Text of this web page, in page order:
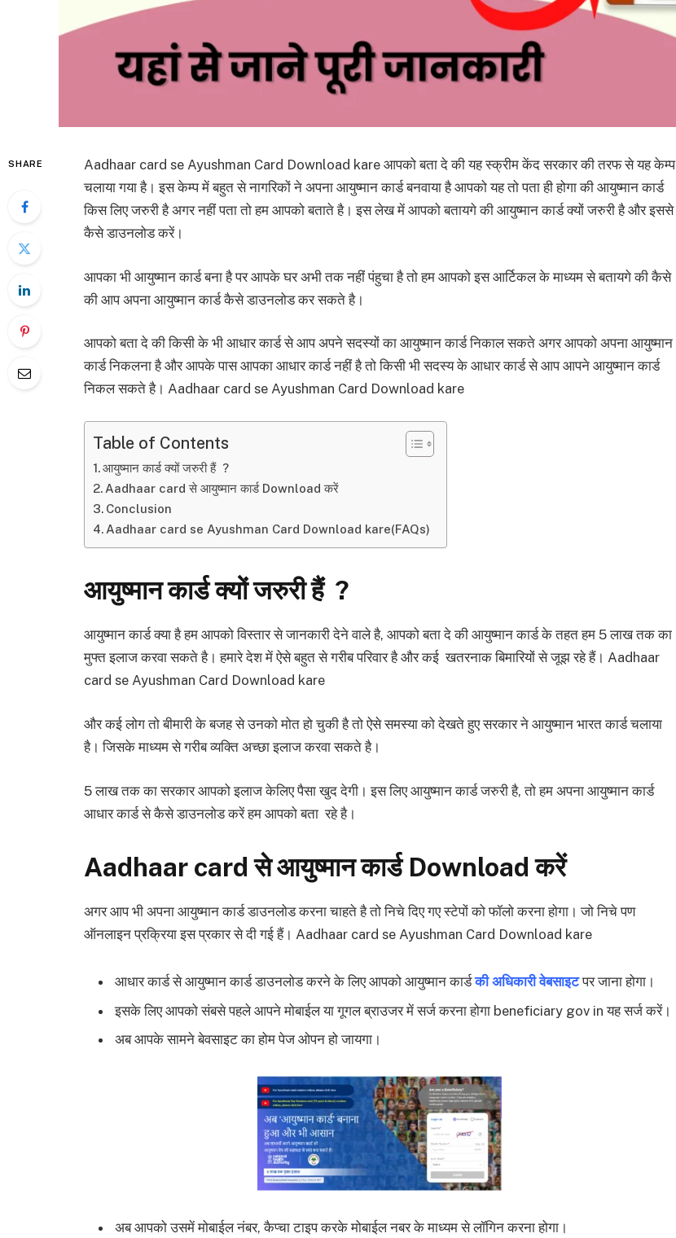
SHARE
Aadhaar card se Ayushman Card Download kare आपको बता दे की यह स्क्रीम केंद सरकार की तरफ से यह केम्प
चलाया गया है। इस केम्प में बहुत से नागरिकों ने अपना आयुष्मान कार्ड बनवाया है आपको यह तो पता ही होगा की आयुष्मान कार्ड
किस लिए जरुरी है अगर नहीं पता तो हम आपको बताते है। इस लेख में आपको बतायगे की आयुष्मान कार्ड क्यों जरुरी है और इससे
कैसे डाउनलोड करें।
आपका भी आयुष्मान कार्ड बना है पर आपके घर अभी तक नहीं पंहुचा है तो हम आपको इस आर्टिकल के माध्यम से बतायगे की कैसे
की आप अपना आयुष्मान कार्ड कैसे डाउनलोड कर सकते है।
आपको बता दे की किसी के भी आधार कार्ड से आप अपने सदस्यों का आयुष्मान कार्ड निकाल सकते अगर आपको अपना आयुष्मान
कार्ड निकलना है और आपके पास आपका आधार कार्ड नहीं है तो किसी भी सदस्य के आधार कार्ड से आप आपने आयुष्मान कार्ड
निकल सकते है। Aadhaar card se Ayushman Card Download kare
Table of Contents
आयुष्मान कार्ड क्यों जरुरी हैं ?
Aadhaar card से आयुष्मान कार्ड Download करें
Conclusion
Aadhaar card se Ayushman Card Download kare(FAQs)
आयुष्मान कार्ड क्यों जरुरी हैं ?
आयुष्मान कार्ड क्या है हम आपको विस्तार से जानकारी देने वाले है, आपको बता दे की आयुष्मान कार्ड के तहत हम 5 लाख तक का
मुफ्त इलाज करवा सकते है। हमारे देश में ऐसे बहुत से गरीब परिवार है और कई खतरनाक बिमारियों से जूझ रहे हैं। Aadhaar
card se Ayushman Card Download kare
और कई लोग तो बीमारी के बजह से उनको मोत हो चुकी है तो ऐसे समस्या को देखते हुए सरकार ने आयुष्मान भारत कार्ड चलाया
है। जिसके माध्यम से गरीब व्यक्ति अच्छा इलाज करवा सकते है।
5 लाख तक का सरकार आपको इलाज केलिए पैसा खुद देगी। इस लिए आयुष्मान कार्ड जरुरी है, तो हम अपना आयुष्मान कार्ड
आधार कार्ड से कैसे डाउनलोड करें हम आपको बता रहे है।
Aadhaar card से आयुष्मान कार्ड Download करें
अगर आप भी अपना आयुष्मान कार्ड डाउनलोड करना चाहते है तो निचे दिए गए स्टेपों को फॉलो करना होगा। जो निचे पण
ऑनलाइन प्रक्रिया इस प्रकार से दी गई हैं। Aadhaar card se Ayushman Card Download kare
आधार कार्ड से आयुष्मान कार्ड डाउनलोड करने के लिए आपको आयुष्मान कार्डकी अधिकारी वेबसाइटपर जाना होगा।
इसके लिए आपको संबसे पहले आपने मोबाईल या गूगल ब्राउजर में सर्ज करना होगा beneficiary gov in यह सर्ज करें।
अब आपके सामने बेवसाइट का होम पेज ओपन हो जायगा।
अब आपको उसमें मोबाईल नंबर, कैप्चा टाइप करके मोबाईल नबर के माध्यम से लॉगिन करना होगा।